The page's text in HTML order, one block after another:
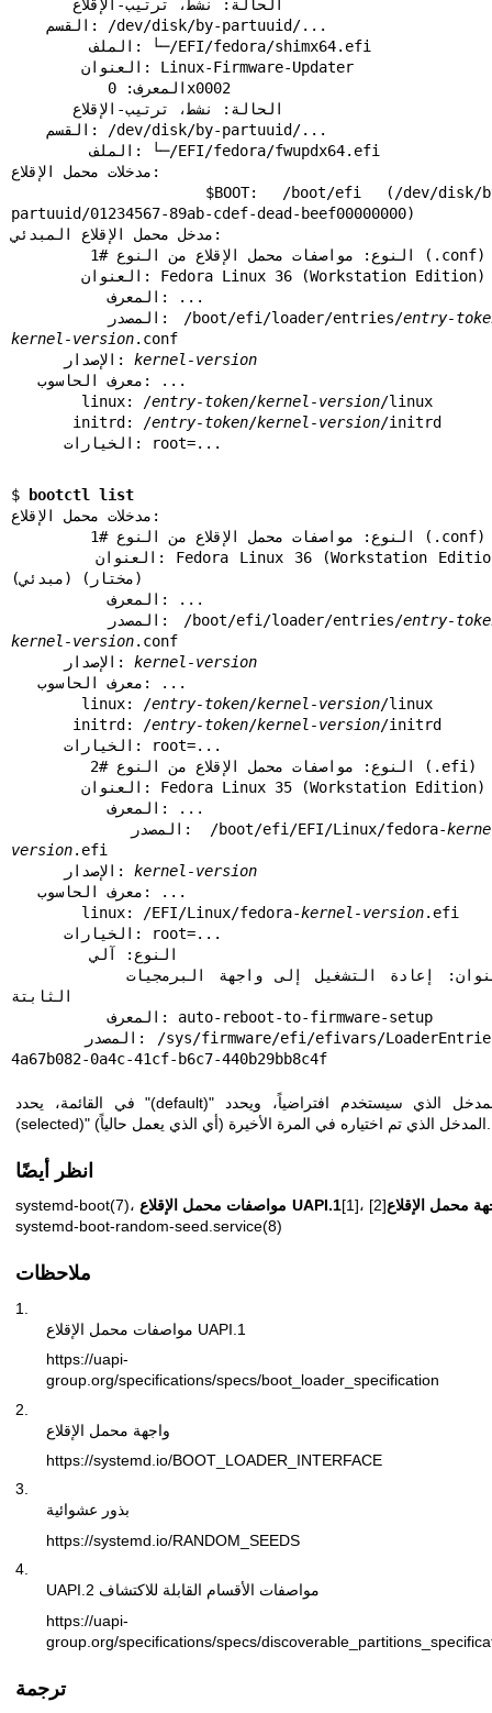
         الملف: └─/EFI/fedora/shimx64.efi
         الملف: └─/EFI/fedora/fwupdx64.efi
مدخلات محمل الإقلاع:
partuuid/01234567-89ab-cdef-dead-beef00000000)
مدخل محمل الإقلاع المبدئي:
           المعرف: ...
       المصدر: /boot/efi/loader/entries/
entry-
kernel-version.conf
      الإصدار:
kernel-version
        linux: /
entry-token/kernel-version/linux
       initrd: /
entry-token/kernel-version/initrd
      الخيارات: root=...
$
bootctl list
مدخلات محمل الإقلاع:
(مبدئي) (مختار)
           المعرف: ...
       المصدر: /boot/efi/loader/entries/
entry-
kernel-version.conf
      الإصدار:
kernel-version
        linux: /
entry-token/kernel-version/linux
       initrd: /
entry-token/kernel-version/initrd
           المعرف: ...
       المصدر: /boot/efi/EFI/Linux/fedora-
version.efi
      الإصدار:
kernel-version
        linux: /EFI/Linux/fedora-
kernel-version.efi
         النوع: آلي
الثابتة
           المعرف: auto-reboot-to-firmware-setup
4a67b082-0a4c-41cf-b6c7-440b29bb8c4f
في القائمة، يحدد "(default)" المدخل الذي سيستخدم افتراضياً، ويحدد "
انظر أيضًا
systemd-boot(7)، مواصفات محمل الإقلاع UAPI.1[1]،
محمل الإقلاع
systemd-boot-random-seed.service(8)
ملاحظات
1.
مواصفات محمل الإقلاع UAPI.1
https://uapi-
group.org/specifications/specs/boot_loader_specification
2.
واجهة محمل الإقلاع
https://systemd.io/BOOT_LOADER_INTERFACE
3.
بذور عشوائية
https://systemd.io/RANDOM_SEEDS
4.
UAPI.2 مواصفات الأقسام القابلة للاكتشاف
https://uapi-
group.org/specifications/specs/
ترجمة